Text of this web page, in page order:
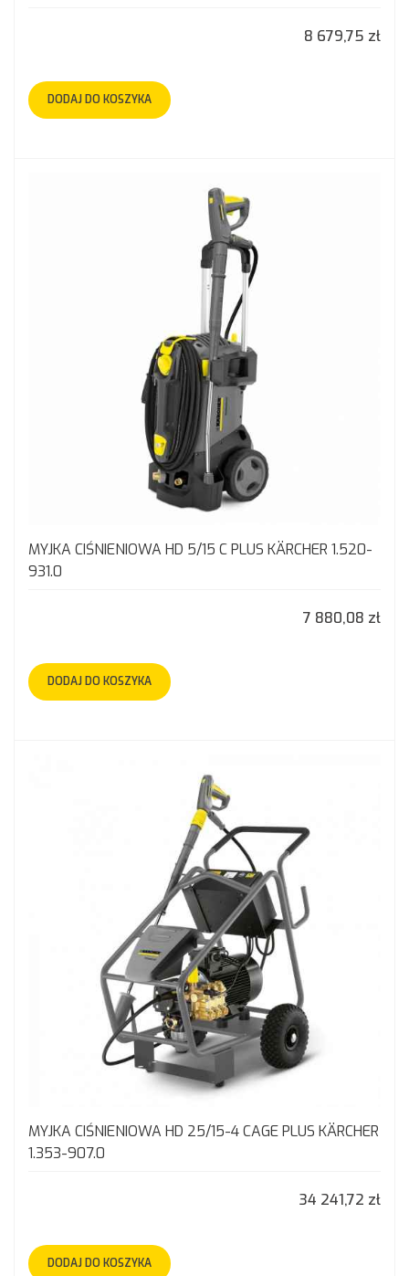
8 679,75 zł
DODAJ DO KOSZYKA
MYJKA CIŚNIENIOWA HD 5/15 C PLUS KÄRCHER 1.520-
931.0
7 880,08 zł
DODAJ DO KOSZYKA
MYJKA CIŚNIENIOWA HD 25/15-4 CAGE PLUS KÄRCHER
1.353-907.0
34 241,72 zł
DODAJ DO KOSZYKA